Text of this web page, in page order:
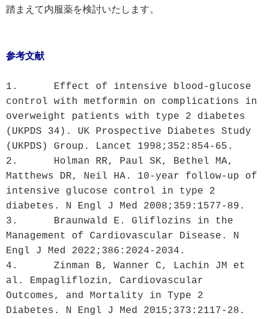
踏まえて内服薬を検討いたします。
参考文献
1.	Effect of intensive blood-glucose
control with metformin on complications in
overweight patients with type 2 diabetes
(UKPDS 34). UK Prospective Diabetes Study
(UKPDS) Group. Lancet 1998;352:854-65.
2.	Holman RR, Paul SK, Bethel MA,
Matthews DR, Neil HA. 10-year follow-up of
intensive glucose control in type 2
diabetes. N Engl J Med 2008;359:1577-89.
3.	Braunwald E. Gliflozins in the
Management of Cardiovascular Disease. N
Engl J Med 2022;386:2024-2034.
4.	Zinman B, Wanner C, Lachin JM et
al. Empagliflozin, Cardiovascular
Outcomes, and Mortality in Type 2
Diabetes. N Engl J Med 2015;373:2117-28.